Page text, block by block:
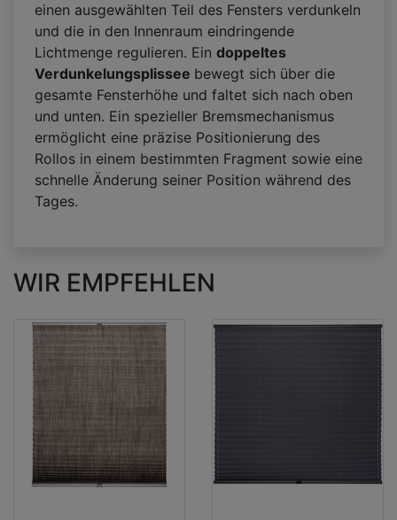
einen ausgewählten Teil des Fensters verdunkeln
und die in den Innenraum eindringende
Lichtmenge regulieren. Ein doppeltes
Verdunkelungsplissee bewegt sich über die
gesamte Fensterhöhe und faltet sich nach oben
und unten. Ein spezieller Bremsmechanismus
ermöglicht eine präzise Positionierung des
Rollos in einem bestimmten Fragment sowie eine
schnelle Änderung seiner Position während des
Tages.
WIR EMPFEHLEN